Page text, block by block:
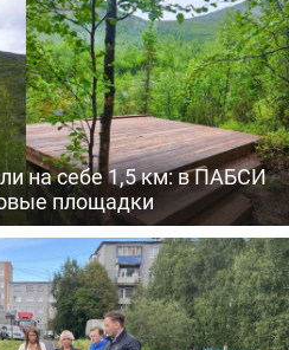
на себе 1,5 км: в ПАБСИ
площадки